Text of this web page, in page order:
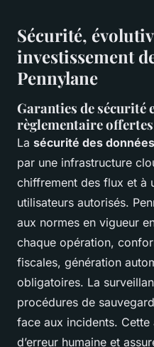
Sécurité,
investissement
Pennylane
Garanties de sécurité
règlementaire
La sécurité des
par une infrastructure
chiffrement des flux et à
utilisateurs autorisés.
aux normes en vigueur
chaque opération,
fiscales, génération
obligatoires. La
procédures de
face aux incidents.
d’erreur humaine et